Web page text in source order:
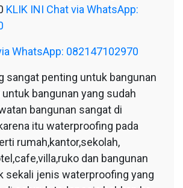
KLIK INI Chat via WhatsApp:
WhatsApp: 082147102970
sangat penting untuk bangunan
bangunan yang sudah
bangunan sangat di
itu waterproofing pada
rumah,kantor,sekolah,
dan bangunan
sekali jenis waterproofing yang